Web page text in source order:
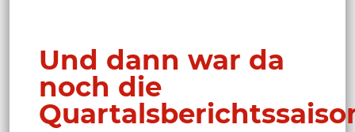
Und dann war da
noch die